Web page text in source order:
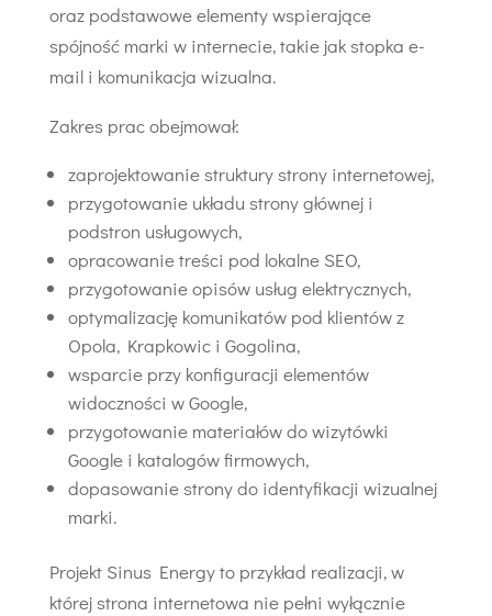
oraz podstawowe elementy wspierające
spójność marki w internecie, takie jak stopka e-
mail i komunikacja wizualna.
Zakres prac obejmował:
zaprojektowanie struktury strony internetowej,
przygotowanie układu strony głównej i
podstron usługowych,
opracowanie treści pod lokalne SEO,
przygotowanie opisów usług elektrycznych,
optymalizację komunikatów pod klientów z
Opola, Krapkowic i Gogolina,
wsparcie przy konfiguracji elementów
widoczności w Google,
przygotowanie materiałów do wizytówki
Google i katalogów firmowych,
dopasowanie strony do identyfikacji wizualnej
marki.
Projekt Sinus Energy to przykład realizacji, w
której strona internetowa nie pełni wyłącznie